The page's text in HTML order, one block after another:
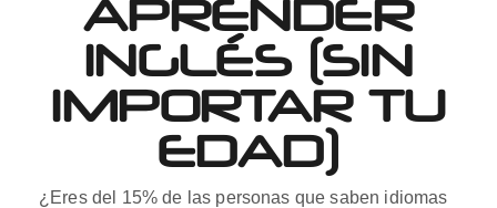
APRENDER
INGLÉS (SIN
IMPORTAR TU
EDAD)
¿Eres del 15% de las personas que saben idiomas